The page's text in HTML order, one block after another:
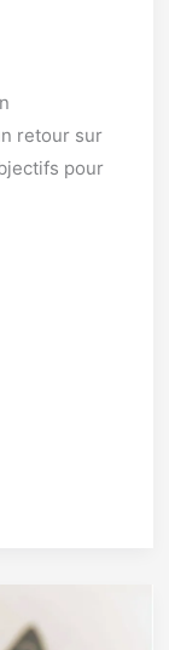
retour sur
pour